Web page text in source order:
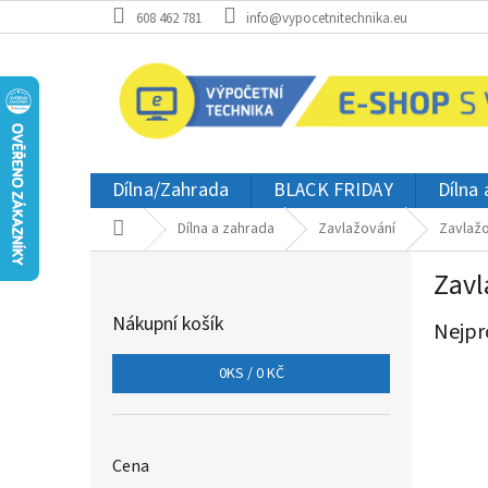
na
608 462 781 info@vypocetnitechnika.eu
Dílna/Zahrada BLACK FRIDAY Dílna
Domů Dílna a zahrada Zavlažování
Nákupní košík
0KS /0 KČ
Cena